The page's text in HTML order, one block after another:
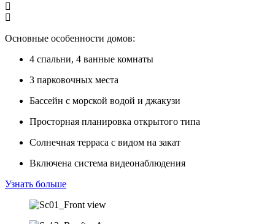
Основные особенности домов:
4 спальни, 4 ванные комнаты
3 парковочных места
Бассейн с морской водой и джакузи
Просторная планировка открытого типа
Солнечная терраса с видом на закат
Включена система видеонаблюдения
Узнать больше